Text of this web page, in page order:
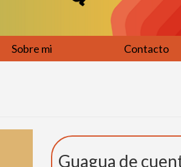
Sobre mi Contacto
Guagua de